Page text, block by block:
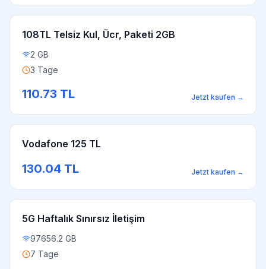
108TL Telsiz Kul, Ücr, Paketi 2GB
2 GB
3 Tage
110.73 TL Jetzt kaufen →
Vodafone 125 TL
130.04 TL Jetzt kaufen →
5G Haftalık Sınırsız İletişim
97656.2 GB
7 Tage